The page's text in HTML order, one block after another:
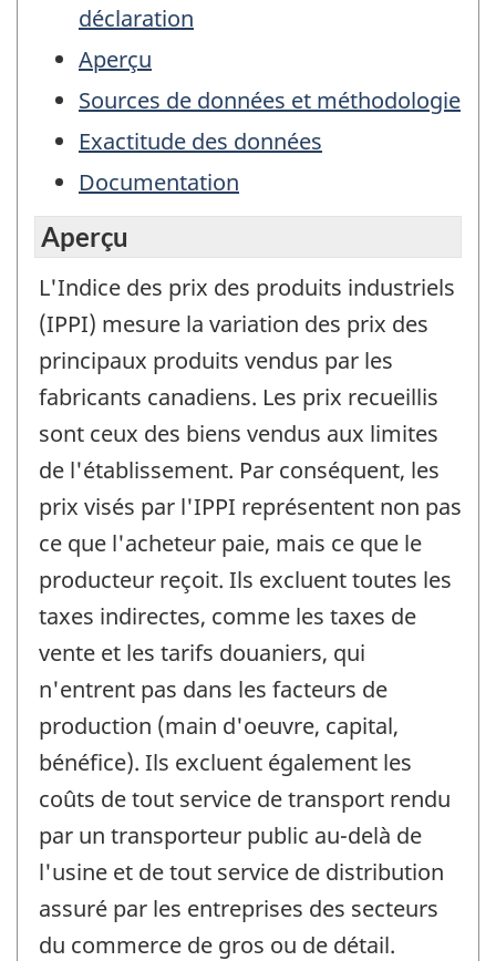
déclaration
Aperçu
Sources de données et méthodologie
Exactitude des données
Documentation
Aperçu
L'Indice des prix des produits industriels
(IPPI) mesure la variation des prix des
principaux produits vendus par les
fabricants canadiens. Les prix recueillis
sont ceux des biens vendus aux limites
de l'établissement. Par conséquent, les
prix visés par l'IPPI représentent non pas
ce que l'acheteur paie, mais ce que le
producteur reçoit. Ils excluent toutes les
taxes indirectes, comme les taxes de
vente et les tarifs douaniers, qui
n'entrent pas dans les facteurs de
production (main d'oeuvre, capital,
bénéfice). Ils excluent également les
coûts de tout service de transport rendu
par un transporteur public au-delà de
l'usine et de tout service de distribution
assuré par les entreprises des secteurs
du commerce de gros ou de détail.